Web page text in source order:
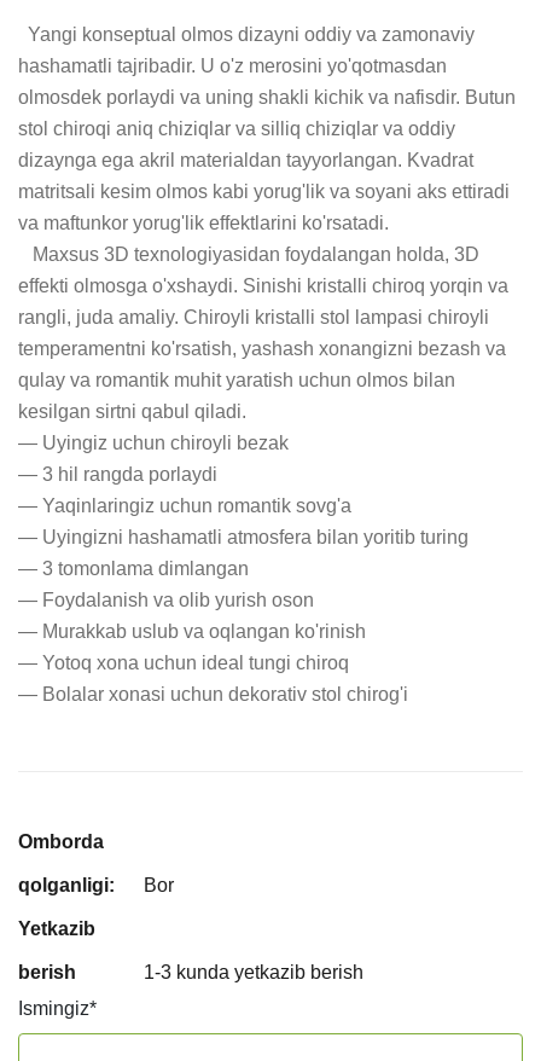
hashamatli tajribadir. U o'z merosini yo'qotmasdan
olmosdek porlaydi va uning shakli kichik va nafisdir. Butun
stol chiroqi aniq chiziqlar va silliq chiziqlar va oddiy
dizaynga ega akril materialdan tayyorlangan. Kvadrat
matritsali kesim olmos kabi yorug'lik va soyani aks ettiradi
va maftunkor yorug'lik effektlarini ko'rsatadi.
effekti olmosga o'xshaydi. Sinishi kristalli chiroq yorqin va
rangli, juda amaliy. Chiroyli kristalli stol lampasi chiroyli
temperamentni ko'rsatish, yashash xonangizni bezash va
qulay va romantik muhit yaratish uchun olmos bilan
kesilgan sirtni qabul qiladi.
— Uyingiz uchun chiroyli bezak
— 3 hil rangda porlaydi
— Yaqinlaringiz uchun romantik sovg'a
— Uyingizni hashamatli atmosfera bilan yoritib turing
— 3 tomonlama dimlangan
— Foydalanish va olib yurish oson
— Murakkab uslub va oqlangan ko'rinish
— Yotoq xona uchun ideal tungi chiroq
— Bolalar xonasi uchun dekorativ stol chirog'i
Omborda
qolganligi: Bor
Yetkazib
berish
1-3 kunda yetkazib berish
Ismingiz*